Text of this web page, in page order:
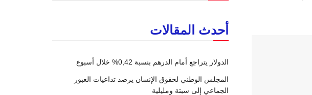
أحدث المقالات
الدولار يتراجع أمام الدرهم بنسبة 0,42% خلال أسبوع
المجلس الوطني لحقوق الإنسان يرصد تداعيات العبور
الجماعي إلى سبتة ومليلية